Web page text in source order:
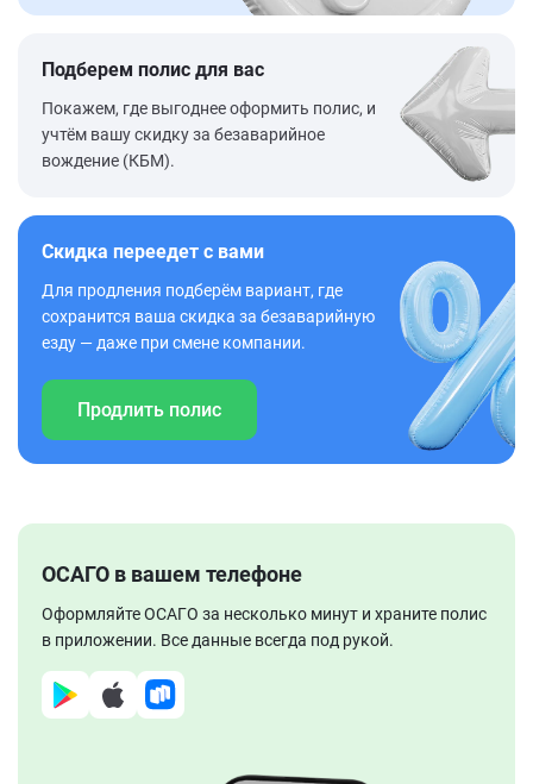
Подберем полис для вас
Покажем, где выгоднее оформить полис, и
учтём вашу скидку за безаварийное
вождение (КБМ).
Скидка переедет с вами
Для продления подберём вариант, где
сохранится ваша скидка за безаварийную
езду — даже при смене компании.
Продлить полис
ОСАГО в вашем телефоне
Оформляйте ОСАГО за несколько минут и храните полис
в приложении. Все данные всегда под рукой.